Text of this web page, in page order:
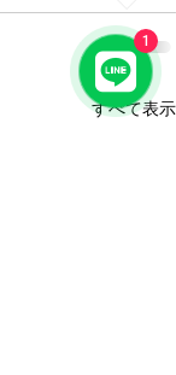
すべて表示
1